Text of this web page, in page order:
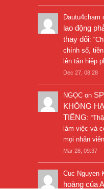
Dautu4cham
lao động
thay đổi: “
chính số,
lên tân hiệp
Dec 27, 08:28
NGỌC on
KHÔNG
TIẾNG: “
làm việc và
mọi nhân
Mar 28, 09:37
Cuc Nguyen
hoàng của